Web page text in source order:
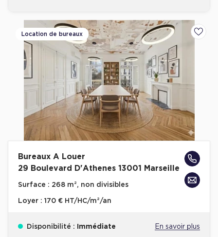
Location de bureaux
Bureaux A Louer
29 Boulevard D'Athenes 13001 Marseille
Surface : 268 m², non divisibles
Loyer : 170 € HT/HC/m²/an
Disponibilité : Immédiate En savoir plus